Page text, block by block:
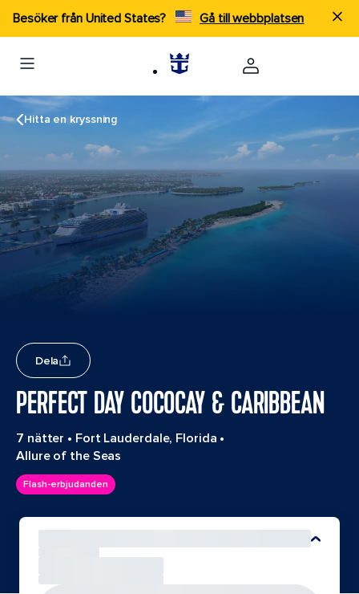
Besöker från United States? Gå till webbplatsen
Hitta en kryssning
Dela
PERFECT DAY COCOCAY & CARIBBEAN
7 nätter • Fort Lauderdale, Florida •
Allure of the Seas
Flash-erbjudanden